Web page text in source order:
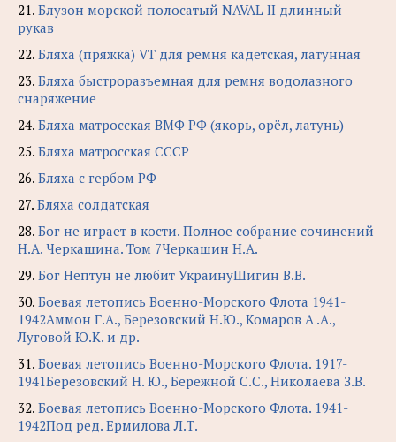
21. Блузон морской полосатый NAVAL II длинный
рукав
22. Бляха (пряжка) VT для ремня кадетская, латунная
23. Бляха быстроразъемная для ремня водолазного
снаряжение
24. Бляха матросская ВМФ РФ (якорь, орёл, латунь)
25. Бляха матросская СССР
26. Бляха с гербом РФ
27. Бляха солдатская
28. Бог не играет в кости. Полное собрание сочинений
Н.А. Черкашина. Том 7Черкашин Н.А.
29. Бог Нептун не любит УкраинуШигин В.В.
30. Боевая летопись Военно-Морского Флота 1941-
1942Аммон Г.А., Березовский Н.Ю., Комаров А .А.,
Луговой Ю.К. и др.
31. Боевая летопись Военно-Морского Флота. 1917-
1941Березовский Н. Ю., Бережной С.С., Николаева З.В.
32. Боевая летопись Военно-Морского Флота. 1941-
1942Под ред. Ермилова Л.Т.